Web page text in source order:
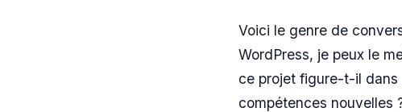
Voici le genre de
WordPress, je peux le
ce projet figure-t-il dans
compétences nouvelles